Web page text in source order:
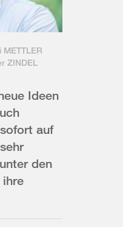
ZINDEL
Ideen
auf
den